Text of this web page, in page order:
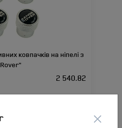
ковпачків на ніпелі з
2 540.82
×